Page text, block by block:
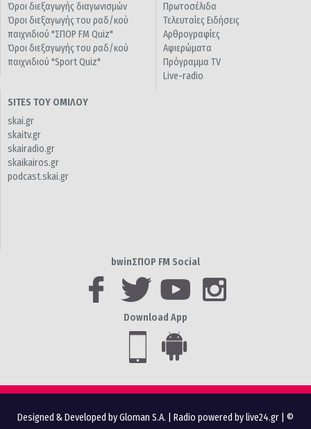
Όροι διεξαγωγής διαγωνισμών
Όροι διεξαγωγής του ραδ/κού
παιχνιδιού "ΣΠΟΡ FM Quiz"
Όροι διεξαγωγής του ραδ/κού
παιχνιδιού "Sport Quiz"
Πρωτοσέλιδα
Τελευταίες Ειδήσεις
Αρθρογραφίες
Αφιερώματα
Πρόγραμμα TV
Live-radio
SITES ΤΟΥ ΟΜΙΛΟΥ
skai.gr
skaitv.gr
skairadio.gr
skaikairos.gr
podcast.skai.gr
bwinΣΠΟΡ FM Social
Download App
Designed & Developed by Gloman S.A. Radio powered by live24.gr | ©